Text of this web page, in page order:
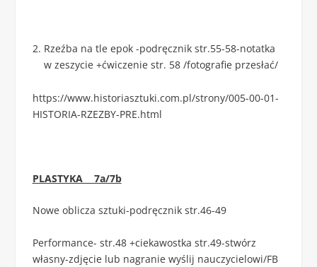
Rzeźba na tle epok -podręcznik str.55-58-notatka
w zeszycie +ćwiczenie str. 58 /fotografie przesłać/
https://www.historiasztuki.com.pl/strony/005-00-01-
HISTORIA-RZEZBY-PRE.html
PLASTYKA 7a/7b
Nowe oblicza sztuki-podręcznik str.46-49
Performance- str.48 +ciekawostka str.49-stwórz
własny-zdjęcie lub nagranie wyślij nauczycielowi/FB